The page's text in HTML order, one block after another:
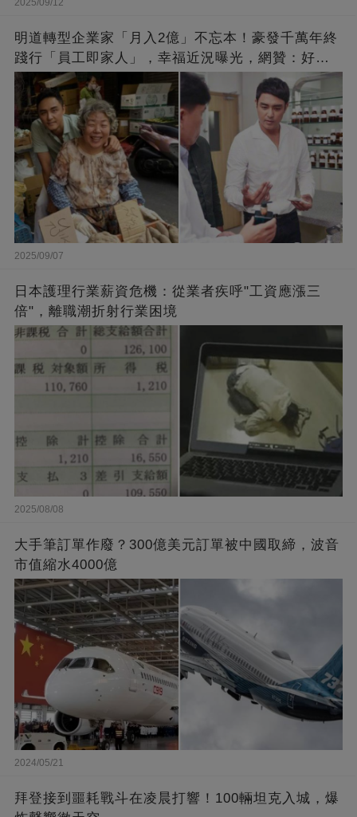
2025/09/12
明道轉型企業家「月入2億」不忘本！豪發千萬年終
踐行「員工即家人」，幸福近況曝光，網贊：好老
闆的福報
2025/09/07
日本護理行業薪資危機：從業者疾呼"工資應漲三
倍"，離職潮折射行業困境
2025/08/08
大手筆訂單作廢？300億美元訂單被中國取締，波音
市值縮水4000億
2024/05/21
拜登接到噩耗戰斗在凌晨打響！100輛坦克入城，爆